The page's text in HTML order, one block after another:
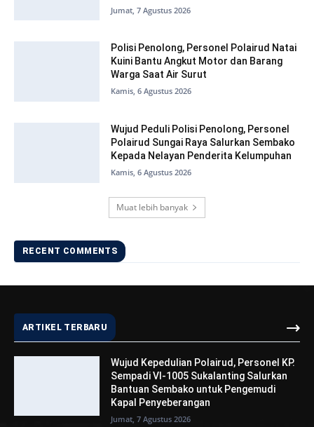
Jumat, 7 Agustus 2026
Polisi Penolong, Personel Polairud Natai
Kuini Bantu Angkut Motor dan Barang
Warga Saat Air Surut
Kamis, 6 Agustus 2026
Wujud Peduli Polisi Penolong, Personel
Polairud Sungai Raya Salurkan Sembako
Kepada Nelayan Penderita Kelumpuhan
Kamis, 6 Agustus 2026
Muat lebih banyak
RECENT COMMENTS
ARTIKEL TERBARU
Wujud Kepedulian Polairud, Personel KP.
Sempadi VI-1005 Sukalanting Salurkan
Bantuan Sembako untuk Pengemudi
Kapal Penyeberangan
Jumat, 7 Agustus 2026